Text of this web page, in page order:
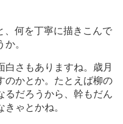
何を丁寧に描きこんで
。
さもありますね。歳月
のかとか。たとえば柳の
るだろうから、幹もだん
ゃとかね。